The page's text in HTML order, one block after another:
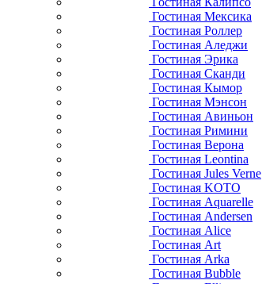
Гостиная Мексика
Гостиная Роллер
Гостиная Аледжи
Гостиная Эрика
Гостиная Сканди
Гостиная Кымор
Гостиная Мэнсон
Гостиная Авиньон
Гостиная Римини
Гостиная Верона
Гостиная Leontina
Гостиная Jules Verne
Гостиная KOTO
Гостиная Aquarelle
Гостиная Andersen
Гостиная Alice
Гостиная Art
Гостиная Arka
Гостиная Bubble